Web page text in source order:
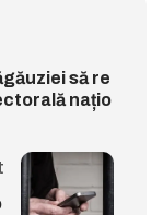
să re
națio